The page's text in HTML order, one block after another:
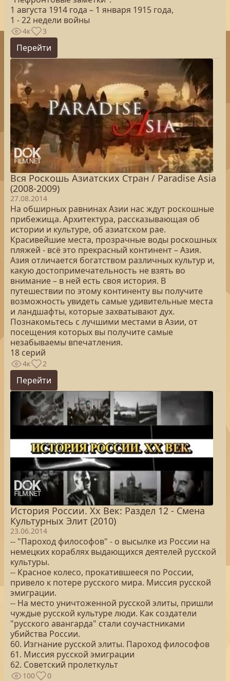
1 августа 1914 года – 1 января 1915 года,
1 - 22 недели войны
4к 3
Перейти
Вся Роскошь Азиатских Стран / Paradise Asia
(2008-2009)
27.08.2014
На обширных равнинах Азии нас ждут роскошные
прибежища. Архитектура, рассказывающая об
истории и культуре, об азиатском рае.
Красивейшие места, прозрачные воды роскошных
пляжей - всё это прекрасный континент – Азия.
Азия отличается богатством различных культур и,
какую достопримечательность не взять во
внимание – в ней есть своя история. В
путешествии по этому континенту вы получите
возможность увидеть самые удивительные места
и ландшафты, которые захватывают дух.
Познакомьтесь с лучшими местами в Азии, от
посещения которых вы получите самые
незабываемы впечатления.
18 серий
4к 2
Перейти
История России. Хх Век: Раздел 12 - Смена
Культурных Элит (2010)
23.06.2014
-- "Пароход философов" - о высылке из России на
немецких кораблях выдающихся деятелей русской
культуры.
-- Красное колесо, прокатившееся по России,
привело к потере русского мира. Миссия русской
эмиграции.
-- На место уничтоженной русской элиты, пришли
чуждые русской культуре люди. Как создатели
"русского авангарда" стали соучастниками
убийства России.
60. Изгнание русской элиты. Пароход философов
61. Миссия русской эмиграции
62. Советский пролеткульт
100 0